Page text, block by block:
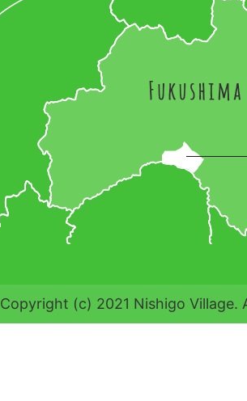
Copyright (c) 2021 Nishigo Village.